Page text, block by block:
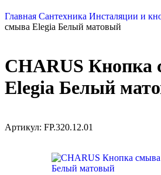
Главная Сантехника Инсталяции и
смыва Elegia Белый матовый
CHARUS Кнопка
Elegia Белый
Артикул: FP.320.12.01